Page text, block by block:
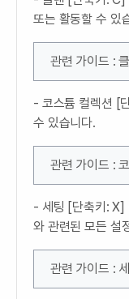
또는 활동할 수 있
관련 가이드 :
- 코스튬 컬렉션 [
수 있습니다.
관련 가이드 :
- 세팅 [단축키: X]
와 관련된 모든 설
관련 가이드 :